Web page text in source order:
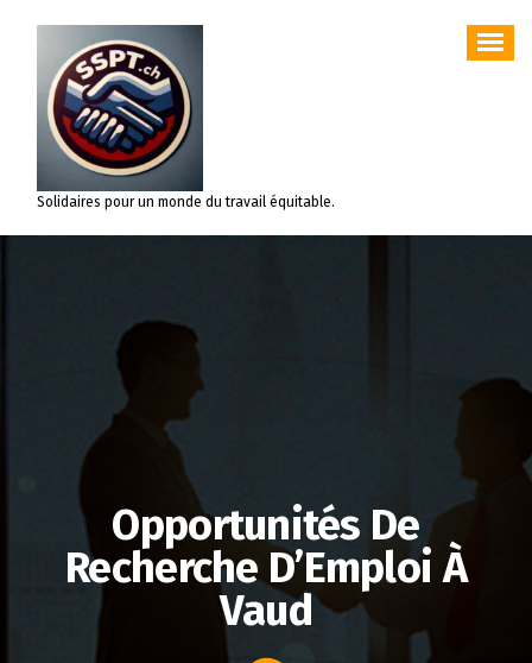
contenu
Solidaires pour un monde du travail équitable.
Opportunités De
Recherche D’Emploi À
Vaud